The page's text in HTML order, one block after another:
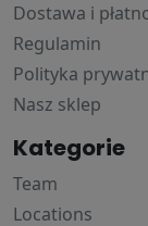
Dostawa i
Regulamin
Polityka
Nasz sklep
Kategorie
Team
Locations